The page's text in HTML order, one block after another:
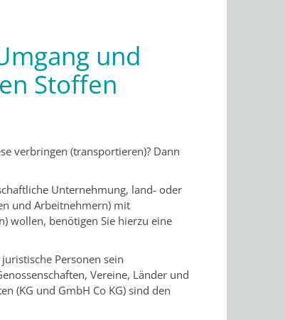
und
Stoffen
verbringen (transportieren)? Dann
Unternehmung, land- oder
und Arbeitnehmern) mit
wollen, benötigen Sie hierzu eine
juristische Personen sein
Vereine, Länder und
(KG und GmbH Co KG) sind den